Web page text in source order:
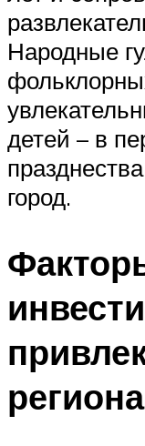
Народные
детей – в
город.
региона